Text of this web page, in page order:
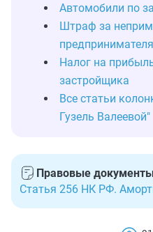
Автомобили по
Штраф за
Налог на
застройщика
Все статьи
Гузель Валеевой"
Правовые
Статья 256 НК РФ.